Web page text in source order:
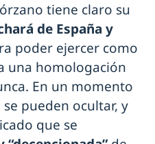
tiene claro su
de España y
poder ejercer como
una homologación
En un momento
pueden ocultar, y
que se